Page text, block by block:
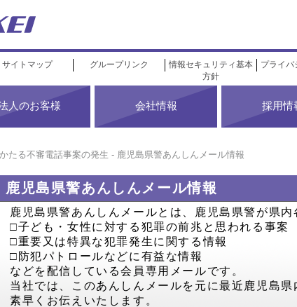
サイトマップ グループリンク
情報セキュリティ基本
方針
プライバ
人のお客様 会社情報 採用情
たる不審電話事案の発生 - 鹿児島県警あんしんメール情報
鹿児島県警あんしんメール情報
鹿児島県警あんしんメールとは、鹿児島県警が県内
□子ども・女性に対する犯罪の前兆と思われる事案
□重要又は特異な犯罪発生に関する情報
□防犯パトロールなどに有益な情報
などを配信している会員専用メールです。
当社では、このあんしんメールを元に最近鹿児島
素早くお伝えいたします。